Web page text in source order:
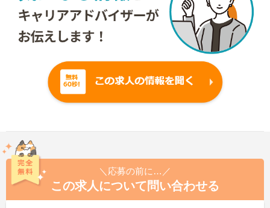
＼応募の前に…／
この求人について問い合わせる